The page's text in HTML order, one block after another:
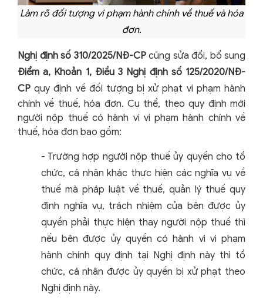
Làm rõ đối tượng vi phạm hành chính về thuế và hóa
đơn.
Nghị định số 310/2025/NĐ-CPcũng sửa đổi, bổ sung
Điểm a, Khoản 1, Điều 3 Nghị định số 125/2020/NĐ-
CP quy định về đối tượng bị xử phạt vi phạm hành
chính về thuế, hóa đơn. Cụ thể, theo quy định mới
người nộp thuế có hành vi vi phạm hành chính về
thuế, hóa đơn bao gồm:
- Trường hợp người nộp thuế ủy quyền cho tổ
chức, cá nhân khác thực hiện các nghĩa vụ về
thuế mà pháp luật về thuế, quản lý thuế quy
định nghĩa vụ, trách nhiệm của bên được ủy
quyền phải thực hiện thay người nộp thuế thì
nếu bên được ủy quyền có hành vi vi phạm
hành chính quy định tại Nghị định này thì tổ
chức, cá nhân được ủy quyền bị xử phạt theo
Nghị định này.